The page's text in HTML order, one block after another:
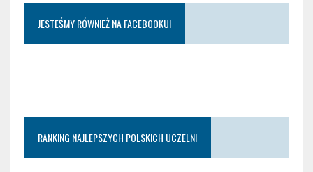
JESTEŚMY RÓWNIEŻ NA FACEBOOKU!
RANKING NAJLEPSZYCH POLSKICH UCZELNI